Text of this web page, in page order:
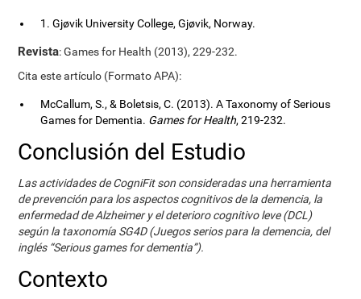
1. Gjøvik University College, Gjøvik, Norway.
Revista: Games for Health (2013), 229-232.
Cita este artículo (Formato APA):
McCallum, S., & Boletsis, C. (2013). A Taxonomy of Serious
Games for Dementia. Games for Health, 219-232.
Conclusión del Estudio
Las actividades de CogniFit son consideradas una herramienta
de prevención para los aspectos cognitivos de la demencia, la
enfermedad de Alzheimer y el deterioro cognitivo leve (DCL)
según la taxonomía SG4D (Juegos serios para la demencia, del
inglés “Serious games for dementia”).
Contexto